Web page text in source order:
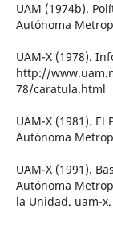
UAM (1974b).
Autónoma
UAM-X (1978).
http://
78/caratula.html
UAM-X (1981). El
Autónoma
UAM-X (1991).
Autónoma
la Unidad. uam-x.